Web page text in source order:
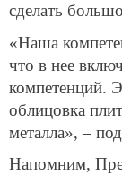
сделать
«Наша
что в нее
компетенций.
облицовка
металла», –
Напомним,